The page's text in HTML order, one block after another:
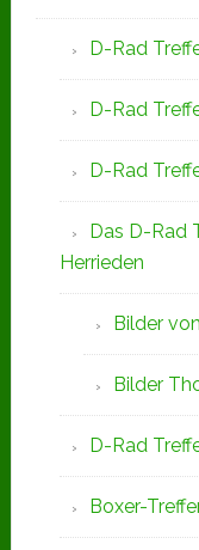
D-Rad
D-Rad
D-Rad
Das D-Rad
Herrieden
Bilder
Bilder
D-Rad
Boxer-